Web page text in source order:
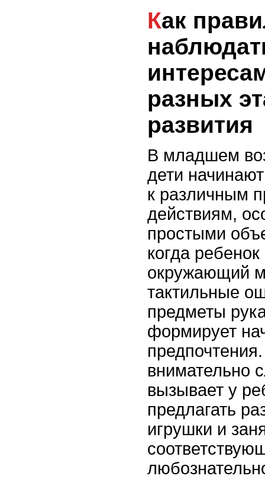
Как правильно
разных
развития
В младшем
дети
к различным
действиям,
простыми
когда ребенок
окружающий
тактильные
предметы
формирует
внимательно
вызывает у
предлагать
игрушки и